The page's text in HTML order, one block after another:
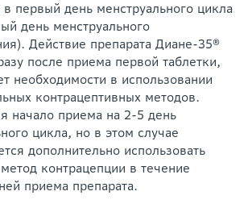
в первый день менструального цикла
день менструального
Действие препарата Диане-35®
после приема первой таблетки,
необходимости в использовании
контрацептивных методов.
начало приема на 2-5 день
цикла, но в этом случае
дополнительно использовать
контрацепции в течение
приема препарата.